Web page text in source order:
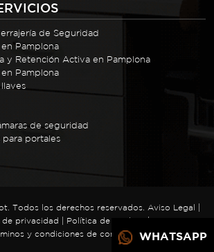
WHATSAPP
de Seguridad
Pamplona
y Retención Activa en Pamplona
Pamplona
de seguridad
para portales
Todos los derechos reservados. Aviso Legal
de privacidad
Política de cookies
|
y condiciones de compra